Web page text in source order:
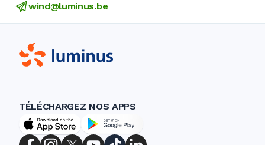
wind@luminus.be
TÉLÉCHARGEZ NOS APPS